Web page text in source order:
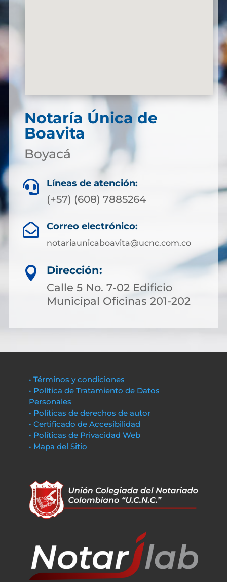
Notaría Única de
Boavita
Boyacá
 Líneas de atención:
(+57) (608) 7885264
 Correo electrónico:
notariaunicaboavita@ucnc.com.co

Dirección:
Calle 5 No. 7-02 Edificio
Municipal Oficinas 201-202
• Términos y condiciones
• Política de Tratamiento de Datos
Personales
• Políticas de derechos de autor
• Certificado de Accesibilidad
• Políticas de Privacidad Web
• Mapa del Sitio